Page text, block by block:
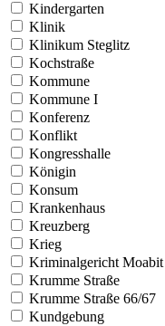
Kindergarten
Klinik
Klinikum Steglitz
Kochstraße
Kommune
Kommune I
Konferenz
Konflikt
Kongresshalle
Königin
Konsum
Krankenhaus
Kreuzberg
Krieg
Kriminalgericht Moabit
Krumme Straße
Krumme Straße 66/67
Kundgebung